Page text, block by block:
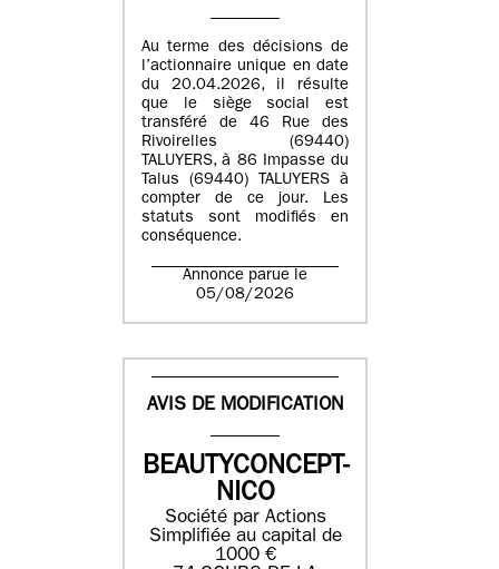
Au terme des décisions de
l’actionnaire unique en date
du 20.04.2026, il résulte
que le siège social est
transféré de 46 Rue des
Rivoirelles (69440)
TALUYERS, à 86 Impasse du
Talus (69440) TALUYERS à
compter de ce jour. Les
statuts sont modifiés en
conséquence.
Annonce parue le
05/08/2026
AVIS DE MODIFICATION
BEAUTYCONCEPT-
NICO
Société par Actions
Simplifiée au capital de
1000 €